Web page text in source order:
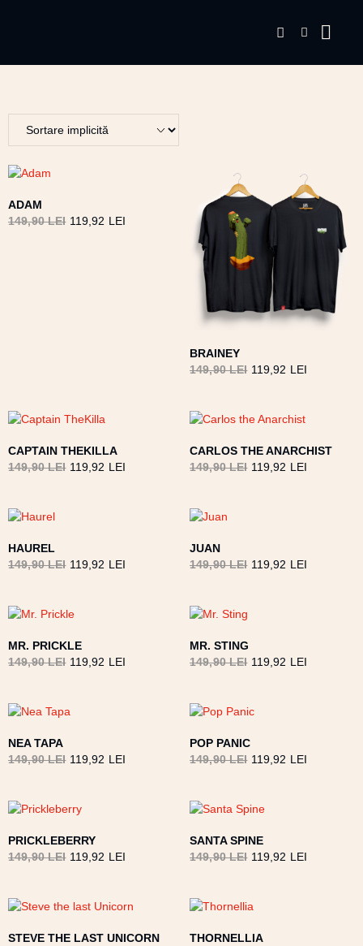
ADAM
149,90LEI 119,92 LEI
BRAINEY
149,90LEI 119,92 LEI
CAPTAIN THEKILLA
149,90LEI 119,92 LEI
CARLOS THE ANARCHIST
149,90LEI 119,92 LEI
HAUREL
149,90LEI 119,92 LEI
JUAN
149,90LEI 119,92 LEI
MR. PRICKLE
149,90LEI 119,92 LEI
MR. STING
149,90LEI 119,92 LEI
NEA TAPA
149,90LEI 119,92 LEI
POP PANIC
149,90LEI 119,92 LEI
PRICKLEBERRY
149,90LEI 119,92 LEI
SANTA SPINE
149,90LEI 119,92 LEI
STEVE THE LAST UNICORN
THORNELLIA